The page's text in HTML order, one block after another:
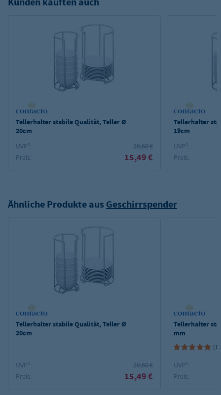
Tellerhalter stabile Qualität, Teller Ø
20cm
UVP²:
20,60 €
Preis:
15,49 €
Tellerhalter
19cm
UVP²:
Preis:
Ähnliche Produkte aus Geschirrspender
Tellerhalter stabile Qualität, Teller Ø
20cm
UVP²:
20,60 €
Preis:
15,49 €
Tellerhalter
mm
(1)
UVP²:
Preis: